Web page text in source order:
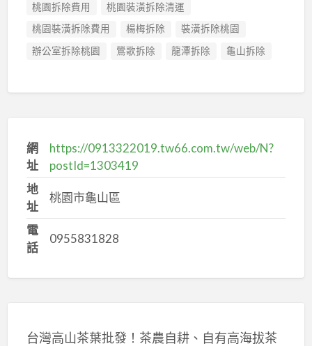
桃園拆除費用
桃園裝潢拆除清運
桃園裝潢拆除費用
楊梅拆除
裝潢拆除桃園
辦公室拆除桃園
鶯歌拆除 龍潭拆除 龜山拆除
網
址
https://0913322019.tw66.com.tw/web/N?
postId=1303419
地
址
桃園市龜山區
電
話
0955831828
台灣高山茶葉批發！茶農自耕、自有高海拔茶